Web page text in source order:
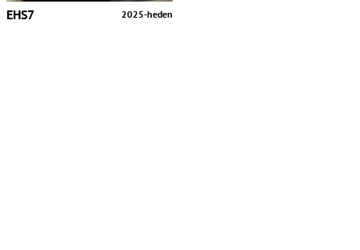
EHS7 2025-heden